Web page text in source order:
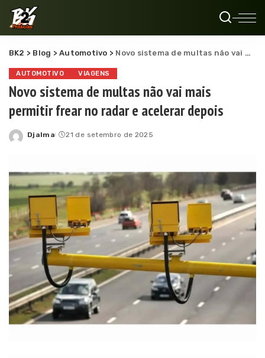
BK2 > Blog >Automotivo > Novo sistema de multas não vai mais permitir frear no radar e acelerar depois
AUTOMOTIVO VIAGENS
Novo sistema de multas não vai mais
permitir frear no radar e acelerar depois
Posted
Djalma 21 de setembro de 2025